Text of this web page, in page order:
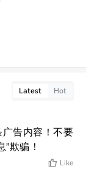
Latest Hot
告内容！不要
欺骗！
Like